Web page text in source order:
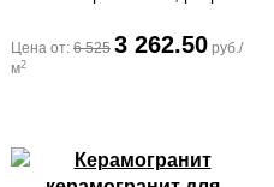
Цена от: 6 525 3 262.50 руб./
м2